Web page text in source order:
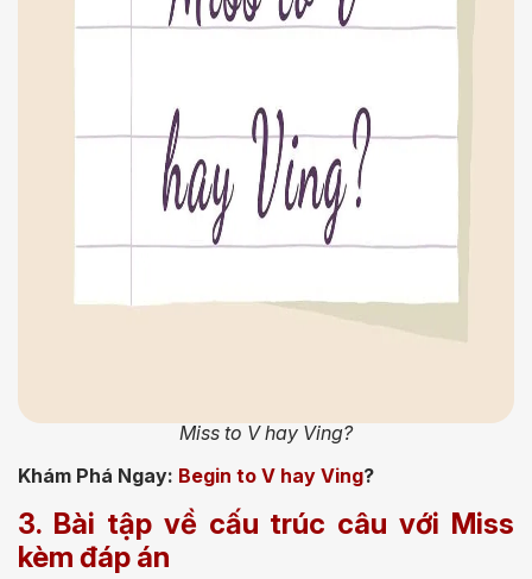
Miss to V hay Ving?
Khám Phá Ngay: Begin to V hay Ving?
3. Bài tập về cấu trúc câu với Miss
kèm đáp án